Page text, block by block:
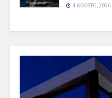
4 AGOSTO, 2026